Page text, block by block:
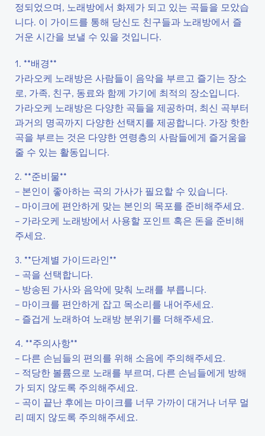
정되었으며, 노래방에서 화제가 되고 있는 곡들을 모았습
니다. 이 가이드를 통해 당신도 친구들과 노래방에서 즐
거운 시간을 보낼 수 있을 것입니다.
1. **배경**
가라오케 노래방은 사람들이 음악을 부르고 즐기는 장소
로, 가족, 친구, 동료와 함께 가기에 최적의 장소입니다.
가라오케 노래방은 다양한 곡들을 제공하며, 최신 곡부터
과거의 명곡까지 다양한 선택지를 제공합니다. 가장 핫한
곡을 부르는 것은 다양한 연령층의 사람들에게 즐거움을
줄 수 있는 활동입니다.
2. **준비물**
– 본인이 좋아하는 곡의 가사가 필요할 수 있습니다.
– 마이크에 편안하게 맞는 본인의 목포를 준비해주세요.
– 가라오케 노래방에서 사용할 포인트 혹은 돈을 준비해
주세요.
3. **단계별 가이드라인**
– 곡을 선택합니다.
– 방송된 가사와 음악에 맞춰 노래를 부릅니다.
– 마이크를 편안하게 잡고 목소리를 내어주세요.
– 즐겁게 노래하여 노래방 분위기를 더해주세요.
4. **주의사항**
– 다른 손님들의 편의를 위해 소음에 주의해주세요.
– 적당한 볼륨으로 노래를 부르며, 다른 손님들에게 방해
가 되지 않도록 주의해주세요.
– 곡이 끝난 후에는 마이크를 너무 가까이 대거나 너무 멀
리 떼지 않도록 주의해주세요.